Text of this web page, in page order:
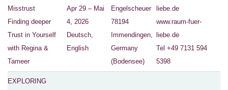
Misstrust
Finding deeper
Trust in Yourself
with Regina &
Tameer
Apr 29 – Mai
4, 2026
Deutsch,
English
Engelscheuer
78194
Immendingen,
Germany
(Bodensee)
liebe.de
www.raum-fuer-
liebe.de
Tel +49 7131 594
5398
EXPLORING